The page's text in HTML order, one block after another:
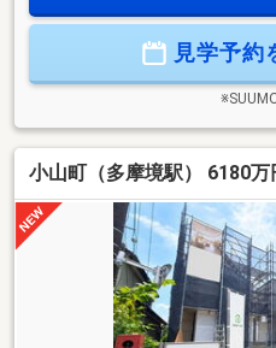
かせください！お問合せをお
見学予約
小山町（多摩境駅） 6180万